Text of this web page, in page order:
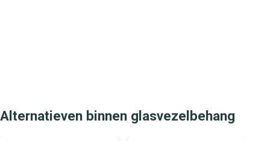
Alternatieven binnen glasvezelbehang